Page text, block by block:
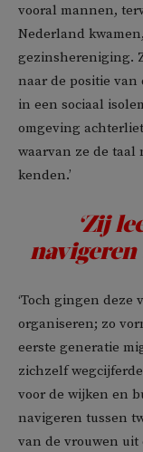
vooral mannen,
Nederland
gezinshereniging.
naar de positie van
in een sociaal
omgeving
waarvan ze de taal
kenden.’
‘Zij
navigeren
‘Toch gingen deze
organiseren; zo
eerste generatie
zichzelf
voor de wijken en
navigeren tussen
van de vrouwen uit